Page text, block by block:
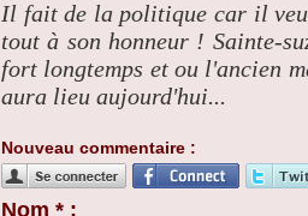
Il fait de la politique car il
tout à son honneur ! Sainte-
fort longtemps et ou l'ancien
aura lieu aujourd'hui...
Nouveau commentaire :
Nom * :